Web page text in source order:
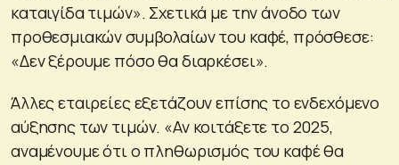
καταιγίδα τιμών». Σχετικά με την άνοδο των
προθεσμιακών συμβολαίων του καφέ, πρόσθεσε:
«Δεν ξέρουμε πόσο θα διαρκέσει».
Άλλες εταιρείες εξετάζουν επίσης το ενδεχόμενο
αύξησης των τιμών. «Αν κοιτάξετε το 2025,
αναμένουμε ότι ο πληθωρισμός του καφέ θα